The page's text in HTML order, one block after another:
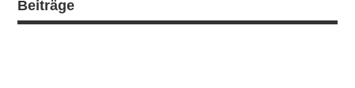
Beiträge